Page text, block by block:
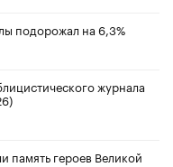
подорожал на 6,3%
журнала
память героев Великой